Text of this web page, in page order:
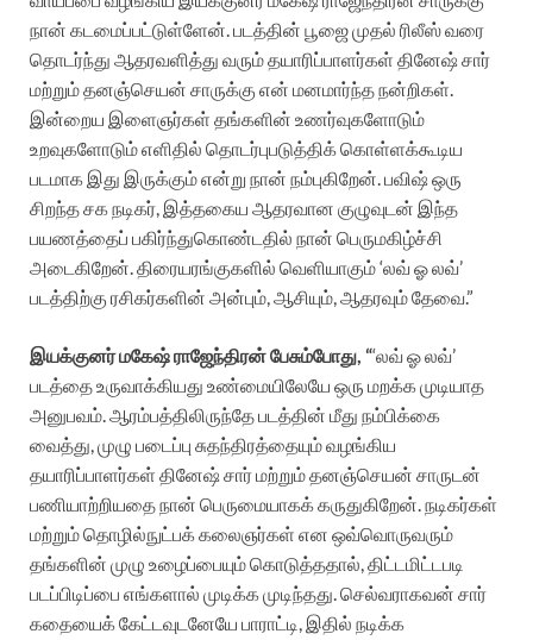
நான் கடமைப்பட்டுள்ளேன். படத்தின் பூஜை முதல் ரிலீஸ் வரை
தொடர்ந்து ஆதரவளித்து வரும் தயாரிப்பாளர்கள் தினேஷ் சார்
மற்றும் தனஞ்செயன் சாருக்கு என் மனமார்ந்த நன்றிகள்.
இன்றைய இளைஞர்கள் தங்களின் உணர்வுகளோடும்
உறவுகளோடும் எளிதில் தொடர்புபடுத்திக் கொள்ளக்கூடிய
படமாக இது இருக்கும் என்று நான் நம்புகிறேன். பவிஷ் ஒரு
சிறந்த சக நடிகர், இத்தகைய ஆதரவான குழுவுடன் இந்த
பயணத்தைப் பகிர்ந்துகொண்டதில் நான் பெருமகிழ்ச்சி
அடைகிறேன். திரையரங்குகளில் வெளியாகும் ‘லவ் ஓ லவ்’
படத்திற்கு ரசிகர்களின் அன்பும், ஆசியும், ஆதரவும் தேவை.”
இயக்குனர் மகேஷ் ராஜேந்திரன் பேசும்போது, “‘லவ் ஓ லவ்’
படத்தை உருவாக்கியது உண்மையிலேயே ஒரு மறக்க முடியாத
அனுபவம். ஆரம்பத்திலிருந்தே படத்தின் மீது நம்பிக்கை
வைத்து, முழு படைப்பு சுதந்திரத்தையும் வழங்கிய
தயாரிப்பாளர்கள் தினேஷ் சார் மற்றும் தனஞ்செயன் சாருடன்
பணியாற்றியதை நான் பெருமையாகக் கருதுகிறேன். நடிகர்கள்
மற்றும் தொழில்நுட்பக் கலைஞர்கள் என ஒவ்வொருவரும்
தங்களின் முழு உழைப்பையும் கொடுத்ததால், திட்டமிட்டபடி
படப்பிடிப்பை எங்களால் முடிக்க முடிந்தது. செல்வராகவன் சார்
கதையைக் கேட்டவுடனேயே பாராட்டி, இதில் நடிக்க